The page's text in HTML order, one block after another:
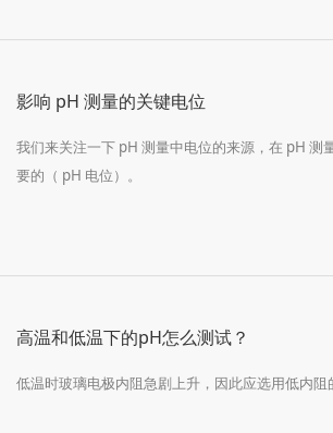
影响 pH 测量的关键电位
我们来关注一下 pH 测量中电位的来源，在 pH
要的（ pH 电位）。
高温和低温下的pH怎么测试？
低温时玻璃电极内阻急剧上升，因此应选用低内阻